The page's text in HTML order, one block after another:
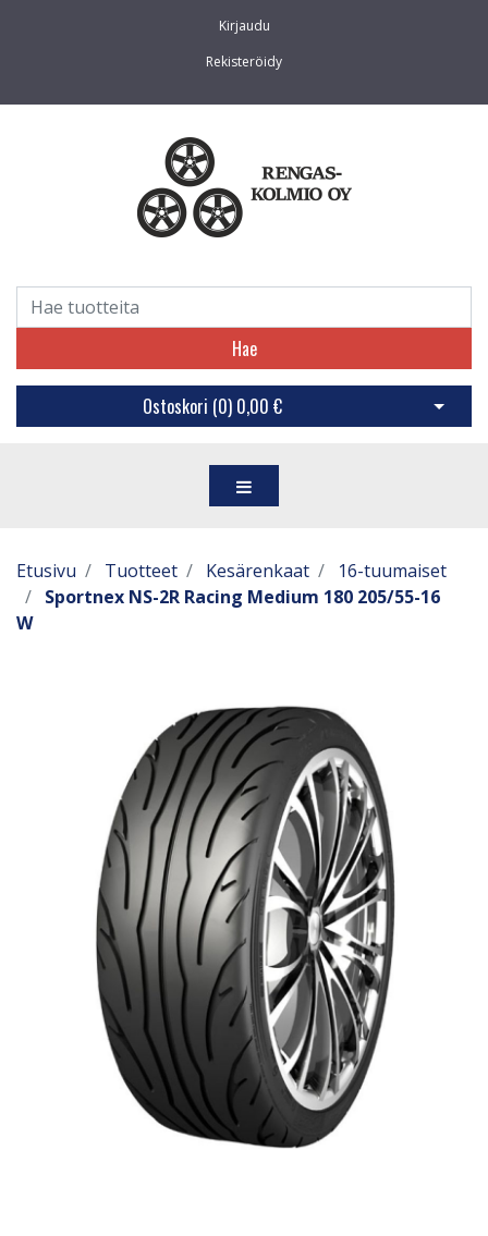
Kirjaudu
Rekisteröidy
Hae
Ostoskori (0) 0,00 € Avaa
Etusivu Tuotteet Kesärenkaat
16-tuumaiset
Sportnex NS-2R Racing Medium 180 205/55-16
W